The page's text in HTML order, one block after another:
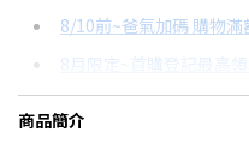
分期數 每
8/10前~爸氣加碼 購物
8月限定~首購登記最高
台灣大哥大Open
商品簡介